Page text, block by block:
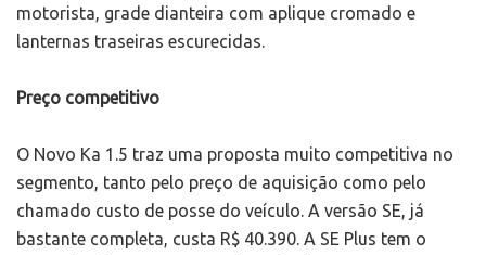
motorista, grade dianteira com aplique cromado e
lanternas traseiras escurecidas.
Preço competitivo
O Novo Ka 1.5 traz uma proposta muito competitiva no
segmento, tanto pelo preço de aquisição como pelo
chamado custo de posse do veículo. A versão SE, já
bastante completa, custa R$ 40.390. A SE Plus tem o